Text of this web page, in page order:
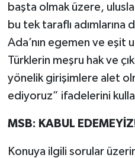
başta olmak üzere,
bu tek taraflı
Ada’nın egemen ve eşit
Türklerin meşru hak ve
yönelik girişimlere alet
ediyoruz” ifadelerini
MSB: KABUL
Konuya ilgili sorular